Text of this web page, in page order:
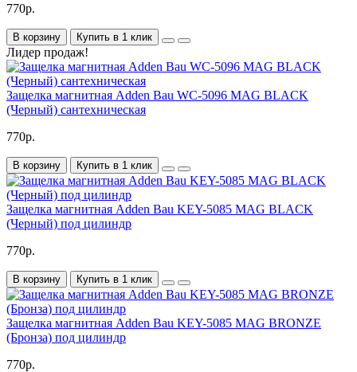
770р.
В корзину Купить в 1 клик
Лидер продаж!
Защелка магнитная Adden Bau WC-5096 MAG BLACK
(Черный) сантехническая
770р.
В корзину Купить в 1 клик
Защелка магнитная Adden Bau KEY-5085 MAG BLACK
(Черный) под цилиндр
770р.
В корзину Купить в 1 клик
Защелка магнитная Adden Bau KEY-5085 MAG BRONZE
(Бронза) под цилиндр
770р.